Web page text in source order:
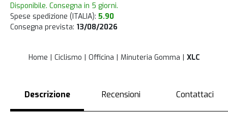
Disponibile. Consegna in 5 giorni.
Spese spedizione (ITALIA): 5.90
Consegna prevista: 13/08/2026
Home Ciclismo Officina Minuteria Gomma XLC
Descrizione Recensioni Contattaci